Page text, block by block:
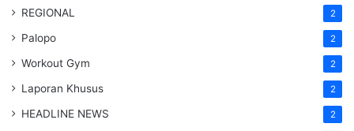
REGIONAL 2
Palopo 2
Workout Gym 2
Laporan Khusus 2
HEADLINE NEWS 2